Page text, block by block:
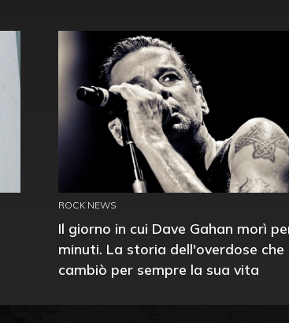
ROCK NEWS
Il giorno in cui Dave Gahan morì
minuti. La storia dell'overdose che
cambiò per sempre la sua vita